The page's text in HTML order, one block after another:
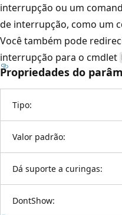
interrupção ou um
de interrupção, como um
Você também pode
interrupção para o cmdlet
Propriedades do
Tipo:
Valor padrão:
Dá suporte a curingas:
DontShow: